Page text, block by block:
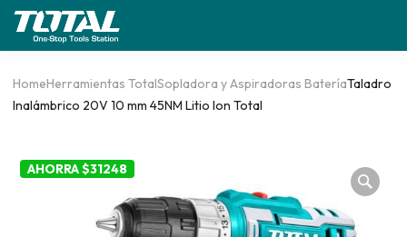
HomeHerramientas TotalSopladora y Aspiradoras BateríaTaladro
Inalámbrico 20V 10 mm 45NM Litio Ion Total
AHORRA $31248